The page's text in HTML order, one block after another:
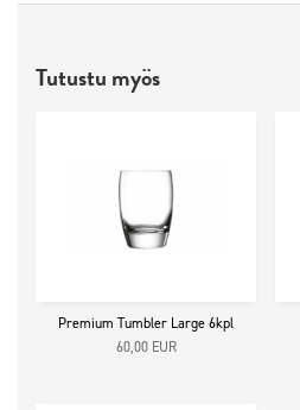
Tutustu myös
Premium Tumbler Large 6kpl
60,00 EUR